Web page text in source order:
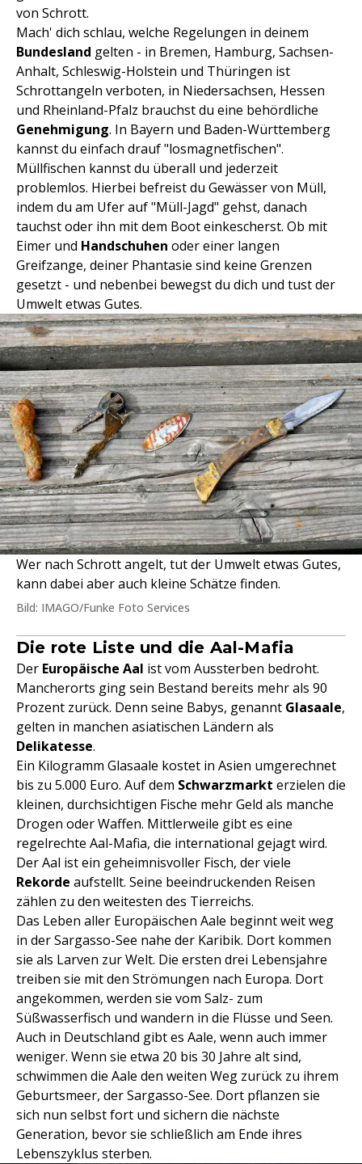
von Schrott.
Mach' dich schlau, welche Regelungen in deinem
Bundesland gelten - in Bremen, Hamburg, Sachsen-
Anhalt, Schleswig-Holstein und Thüringen ist
Schrottangeln verboten, in Niedersachsen, Hessen
und Rheinland-Pfalz brauchst du eine behördliche
Genehmigung. In Bayern und Baden-Württemberg
kannst du einfach drauf "losmagnetfischen".
Müllfischen kannst du überall und jederzeit
problemlos. Hierbei befreist du Gewässer von Müll,
indem du am Ufer auf "Müll-Jagd" gehst, danach
tauchst oder ihn mit dem Boot einkescherst. Ob mit
Eimer und Handschuhen oder einer langen
Greifzange, deiner Phantasie sind keine Grenzen
gesetzt - und nebenbei bewegst du dich und tust der
Umwelt etwas Gutes.
Wer nach Schrott angelt, tut der Umwelt etwas Gutes,
kann dabei aber auch kleine Schätze finden.
Bild: IMAGO/Funke Foto Services
Die rote Liste und die Aal-Mafia
Der Europäische Aal ist vom Aussterben bedroht.
Mancherorts ging sein Bestand bereits mehr als 90
Prozent zurück. Denn seine Babys, genannt Glasaale,
gelten in manchen asiatischen Ländern als
Delikatesse.
Ein Kilogramm Glasaale kostet in Asien umgerechnet
bis zu 5.000 Euro. Auf dem Schwarzmarkt erzielen die
kleinen, durchsichtigen Fische mehr Geld als manche
Drogen oder Waffen. Mittlerweile gibt es eine
regelrechte Aal-Mafia, die international gejagt wird.
Der Aal ist ein geheimnisvoller Fisch, der viele
Rekorde aufstellt. Seine beeindruckenden Reisen
zählen zu den weitesten des Tierreichs.
Das Leben aller Europäischen Aale beginnt weit weg
in der Sargasso-See nahe der Karibik. Dort kommen
sie als Larven zur Welt. Die ersten drei Lebensjahre
treiben sie mit den Strömungen nach Europa. Dort
angekommen, werden sie vom Salz- zum
Süßwasserfisch und wandern in die Flüsse und Seen.
Auch in Deutschland gibt es Aale, wenn auch immer
weniger. Wenn sie etwa 20 bis 30 Jahre alt sind,
schwimmen die Aale den weiten Weg zurück zu ihrem
Geburtsmeer, der Sargasso-See. Dort pflanzen sie
sich nun selbst fort und sichern die nächste
Generation, bevor sie schließlich am Ende ihres
Lebenszyklus sterben.